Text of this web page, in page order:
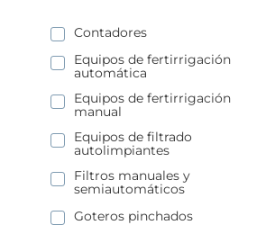
Contadores
Equipos de fertirrigación
automática
Equipos de fertirrigación
manual
Equipos de filtrado
autolimpiantes
Filtros manuales y
semiautomáticos
Goteros pinchados